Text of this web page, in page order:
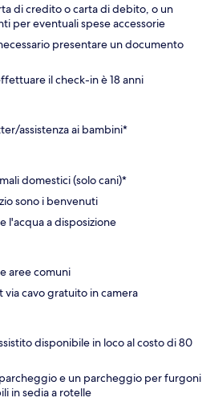
di credito o carta di debito, o un
per eventuali spese accessorie
presentare un documento
il check-in è 18 anni
assistenza ai bambini*
domestici (solo cani)*
sono i benvenuti
l'acqua a disposizione
aree comuni
via cavo gratuito in camera
disponibile in loco al costo di 80
e un parcheggio per furgoni
in sedia a rotelle